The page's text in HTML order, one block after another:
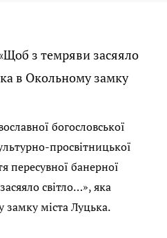
з темряви засяяло
в Окольному замку
богословської
просвітницької
пересувної банерної
світло…», яка
замку міста Луцька.